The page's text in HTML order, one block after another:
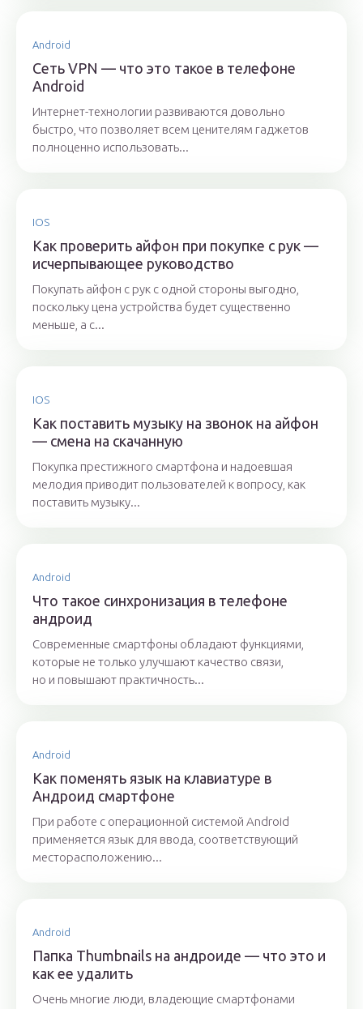
Android
Сеть VPN — что это такое в телефоне
Android
Интернет-технологии развиваются довольно
быстро, что позволяет всем ценителям гаджетов
полноценно использовать...
IOS
Как проверить айфон при покупке с рук —
исчерпывающее руководство
Покупать айфон с рук с одной стороны выгодно,
поскольку цена устройства будет существенно
меньше, а с...
IOS
Как поставить музыку на звонок на айфон
— смена на скачанную
Покупка престижного смартфона и надоевшая
мелодия приводит пользователей к вопросу, как
поставить музыку...
Android
Что такое синхронизация в телефоне
андроид
Современные смартфоны обладают функциями,
которые не только улучшают качество связи,
но и повышают практичность...
Android
Как поменять язык на клавиатуре в
Андроид смартфоне
При работе с операционной системой Android
применяется язык для ввода, соответствующий
месторасположению...
Android
Папка Thumbnails на андроиде — что это и
как ее удалить
Очень многие люди, владеющие смартфонами